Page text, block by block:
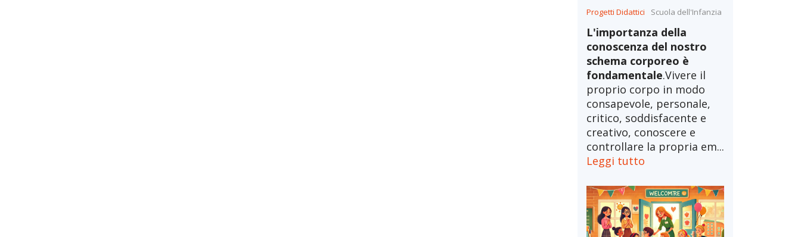
Progetti Didattici Scuola dell'Infanzia
L'importanza della
conoscenza del nostro
schema corporeo è
fondamentale.Vivere il
proprio corpo in modo
consapevole, personale,
critico, soddisfacente e
creativo, conoscere e
controllare la propria em...
Leggi tutto